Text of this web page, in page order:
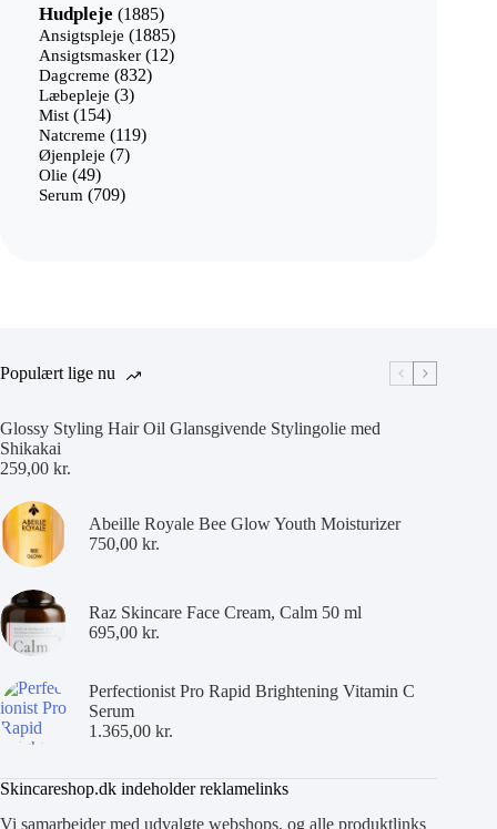
Hudpleje 18851885
varer
Ansigtspleje 18851885
varer
Ansigtsmasker 1212
Dagcreme 832832
Læbepleje 33
Mist 154154
varer
Natcreme 119119
Øjenpleje 77
Olie 4949
varer
Serum 709709
Populært lige nu
Glossy Styling Hair Oil Glansgivende Stylingolie med
Shikakai
259,00 kr.
Abeille Royale Bee Glow Youth Moisturizer
750,00 kr.
Raz Skincare Face Cream, Calm 50 ml
695,00 kr.
Perfectionist Pro Rapid Brightening Vitamin C
Serum
1.365,00 kr.
Skincareshop.dk indeholder reklamelinks
Vi samarbejder med udvalgte webshops, og alle produktlinks